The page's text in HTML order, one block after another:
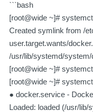
```bash
[root@wide ~]#
Created symlink from /
user.target.wants/
/usr/lib/systemd/
[root@wide ~]#
[root@wide ~]#
● docker.service -
Loaded: loaded (/usr/